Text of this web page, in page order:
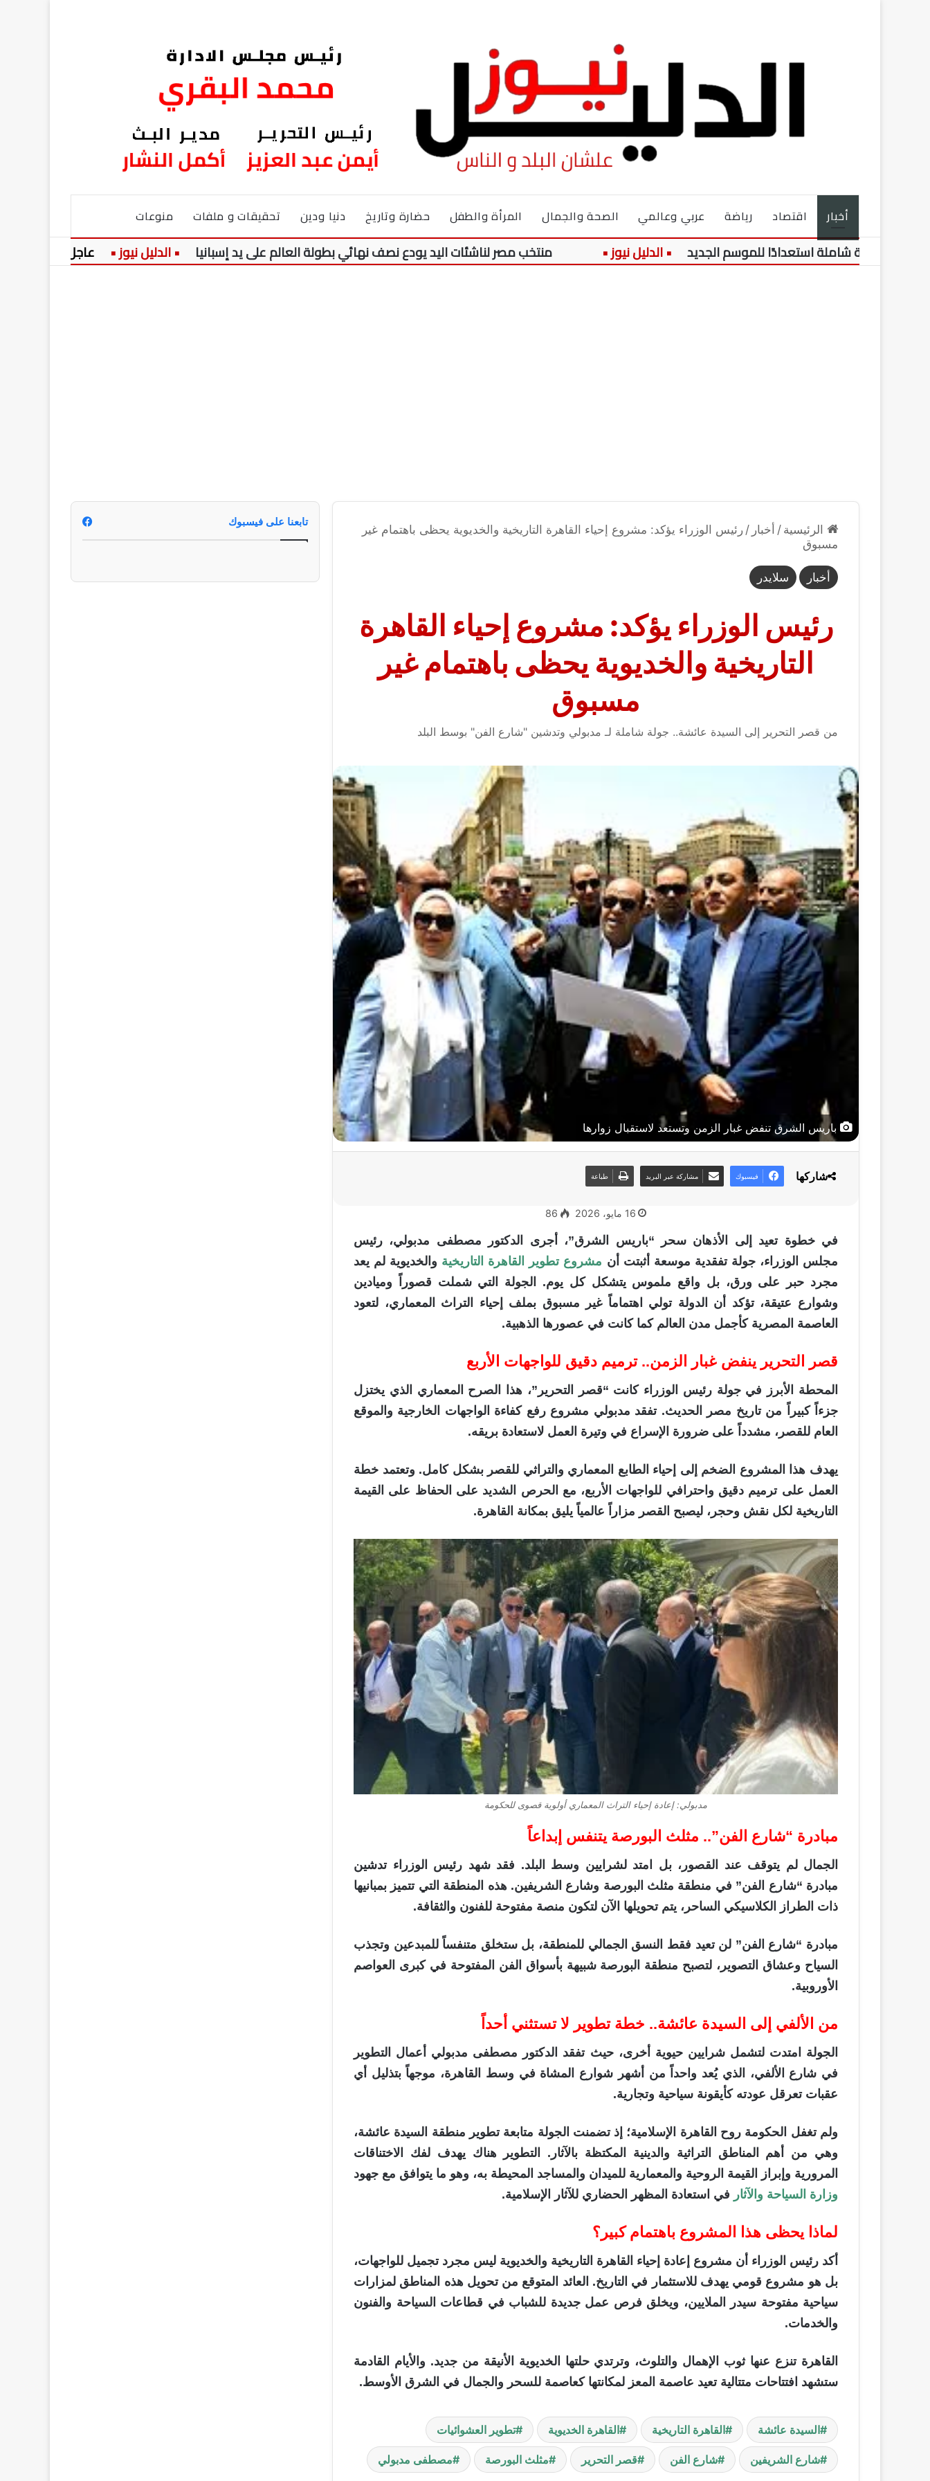
أخبار اقتصاد رياضة عربي وعالمي الصحة والجمال المرأة والطفل حضارة وتاريخ دنيا ودين تحقيقات و ملفات منوعات
هيكلة شاملة استعدادًا للموسم الجديد منتخب مصر لناشئات اليد يودع نصف نهائي بطولة العالم على يد إسبانيا عاجل:
الرئيسية / أخبار / رئيس الوزراء يؤكد: مشروع إحياء القاهرة التاريخية والخديوية يحظى باهتمام غير
مسبوق
أخبار سلايدر
رئيس الوزراء يؤكد: مشروع إحياء القاهرة
التاريخية والخديوية يحظى باهتمام غير
مسبوق
من قصر التحرير إلى السيدة عائشة.. جولة شاملة لـ مدبولي وتدشين "شارع الفن" بوسط البلد
باريس الشرق تنفض غبار الزمن وتستعد لاستقبال زوارها
16 مايو، 2026 86
في خطوة تعيد إلى الأذهان سحر “باريس الشرق”، أجرى الدكتور مصطفى مدبولي، رئيس
مجلس الوزراء، جولة تفقدية موسعة أثبتت أن مشروع تطوير القاهرة التاريخية والخديوية لم يعد
مجرد حبر على ورق، بل واقع ملموس يتشكل كل يوم. الجولة التي شملت قصوراً وميادين
وشوارع عتيقة، تؤكد أن الدولة تولي اهتماماً غير مسبوق بملف إحياء التراث المعماري، لتعود
العاصمة المصرية كأجمل مدن العالم كما كانت في عصورها الذهبية.
قصر التحرير ينفض غبار الزمن.. ترميم دقيق للواجهات الأربع
المحطة الأبرز في جولة رئيس الوزراء كانت “قصر التحرير”، هذا الصرح المعماري الذي يختزل
جزءاً كبيراً من تاريخ مصر الحديث. تفقد مدبولي مشروع رفع كفاءة الواجهات الخارجية والموقع
العام للقصر، مشدداً على ضرورة الإسراع في وتيرة العمل لاستعادة بريقه.
يهدف هذا المشروع الضخم إلى إحياء الطابع المعماري والتراثي للقصر بشكل كامل. وتعتمد خطة
العمل على ترميم دقيق واحترافي للواجهات الأربع، مع الحرص الشديد على الحفاظ على القيمة
التاريخية لكل نقش وحجر، ليصبح القصر مزاراً عالمياً يليق بمكانة القاهرة.
مدبولي: إعادة إحياء التراث المعماري أولوية قصوى للحكومة
مبادرة “شارع الفن”.. مثلث البورصة يتنفس إبداعاً
الجمال لم يتوقف عند القصور، بل امتد لشرايين وسط البلد. فقد شهد رئيس الوزراء تدشين
مبادرة “شارع الفن” في منطقة مثلث البورصة وشارع الشريفين. هذه المنطقة التي تتميز بمبانيها
ذات الطراز الكلاسيكي الساحر، يتم تحويلها الآن لتكون منصة مفتوحة للفنون والثقافة.
مبادرة “شارع الفن” لن تعيد فقط النسق الجمالي للمنطقة، بل ستخلق متنفساً للمبدعين وتجذب
السياح وعشاق التصوير، لتصبح منطقة البورصة شبيهة بأسواق الفن المفتوحة في كبرى العواصم
الأوروبية.
من الألفي إلى السيدة عائشة.. خطة تطوير لا تستثني أحداً
الجولة امتدت لتشمل شرايين حيوية أخرى، حيث تفقد الدكتور مصطفى مدبولي أعمال التطوير
في شارع الألفي، الذي يُعد واحداً من أشهر شوارع المشاة في وسط القاهرة، موجهاً بتذليل أي
عقبات تعرقل عودته كأيقونة سياحية وتجارية.
ولم تغفل الحكومة روح القاهرة الإسلامية؛ إذ تضمنت الجولة متابعة تطوير منطقة السيدة عائشة،
وهي من أهم المناطق التراثية والدينية المكتظة بالآثار. التطوير هناك يهدف لفك الاختناقات
المرورية وإبراز القيمة الروحية والمعمارية للميدان والمساجد المحيطة به، وهو ما يتوافق مع جهود
وزارة السياحة والآثار في استعادة المظهر الحضاري للآثار الإسلامية.
لماذا يحظى هذا المشروع باهتمام كبير؟
أكد رئيس الوزراء أن مشروع إعادة إحياء القاهرة التاريخية والخديوية ليس مجرد تجميل للواجهات،
بل هو مشروع قومي يهدف للاستثمار في التاريخ. العائد المتوقع من تحويل هذه المناطق لمزارات
سياحية مفتوحة سيدر الملايين، ويخلق فرص عمل جديدة للشباب في قطاعات السياحة والفنون
والخدمات.
القاهرة تنزع عنها ثوب الإهمال والتلوث، وترتدي حلتها الخديوية الأنيقة من جديد. والأيام القادمة
ستشهد افتتاحات متتالية تعيد عاصمة المعز لمكانتها كعاصمة للسحر والجمال في الشرق الأوسط.
السيدة عائشة القاهرة التاريخية القاهرة الخديوية تطوير العشوائيات
شارع الشريفين شارع الفن قصر التحرير مثلث البورصة مصطفى مدبولي
شاركها فيسبوك مشاركة عبر البريد طباعة
تابعنا على فيسبوك